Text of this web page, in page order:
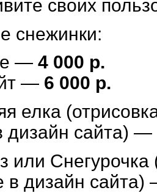
своих
снежинки:
— 4 000 р.
— 6 000 р.
елка
дизайн сайта) —
или Снегурочка
в дизайн